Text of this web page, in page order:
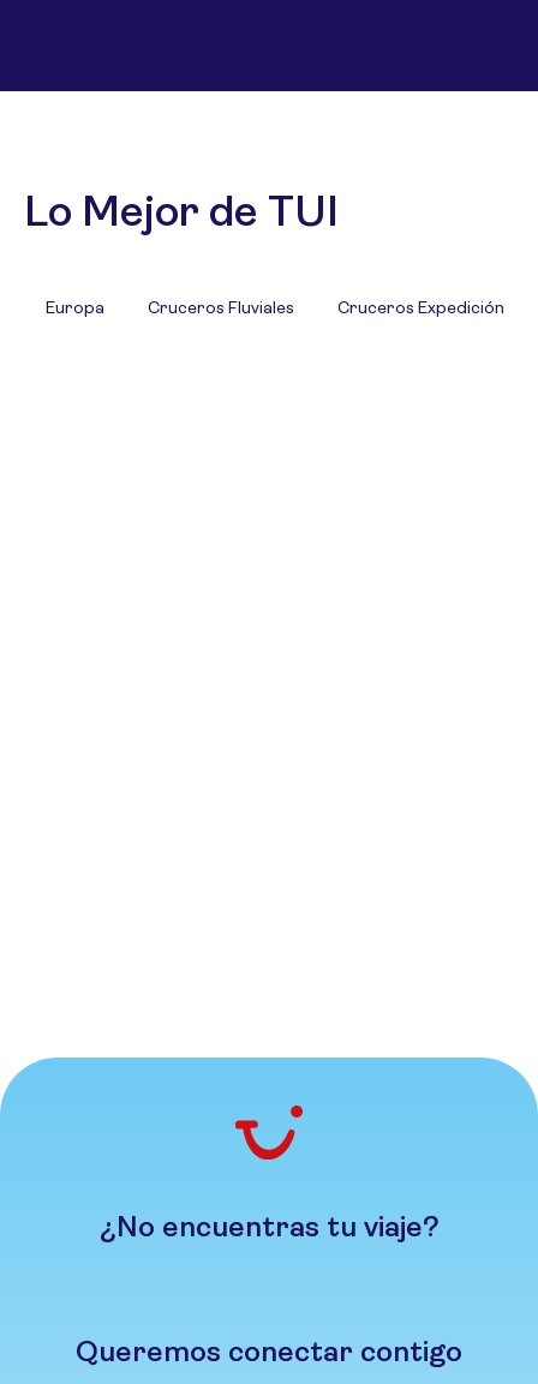
Lo Mejor de TUI
Europa Cruceros Fluviales Cruceros Expedición
¿No encuentras tu viaje?
Queremos conectar contigo